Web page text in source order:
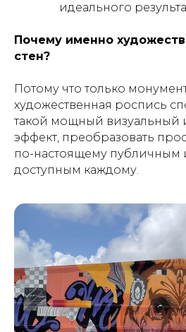
идеального
Почему именно
стен?
Потому что только
художественная роспись
такой мощный визуальный
эффект, преобразовать
по-настоящему публичным
доступным каждому.